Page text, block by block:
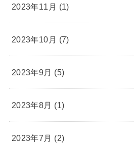
2023年11月 (1)
2023年10月 (7)
2023年9月 (5)
2023年8月 (1)
2023年7月 (2)